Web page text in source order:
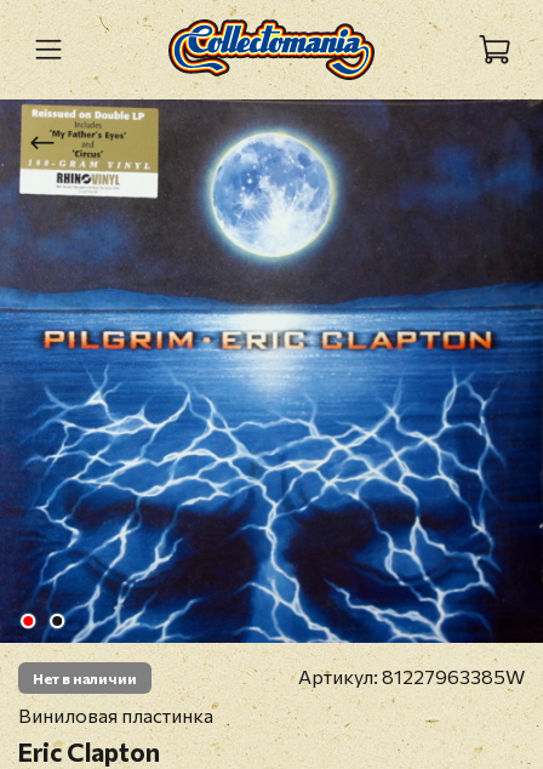
Нет в наличии Артикул: 81227963385W
Виниловая пластинка
Eric Clapton